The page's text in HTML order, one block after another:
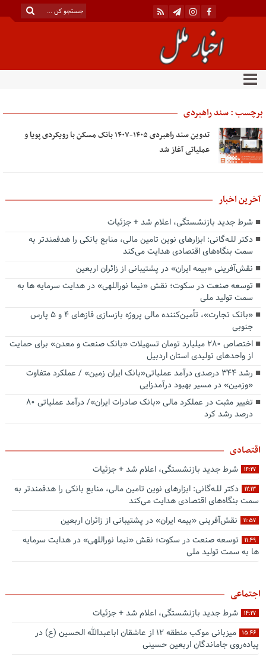
برچسب : سند راهبردی
تدوین سند راهبردی ۱۴۰۵-۱۴۰۷ بانک مسکن با رویکردی پویا و
عملیاتی آغاز شد
آخرین اخبار
شرط جدید بازنشستگی، اعلام شد + جزئیات
دکتر للـه‌گانی: ابزارهای نوین تامین مالی، منابع بانکی را هدفمندتر به
سمت بنگاه‌های اقتصادی هدایت می‌کند
نقش‌آفرینی «بیمه ایران» در پشتیبانی از زائران اربعین
توسعه صنعت در سکوت؛ نقش «نیما نوراللهی» در هدایت سرمایه ها به
سمت تولید ملی
«بانک تجارت»، تأمین‌کننده مالی پروژه بازسازی فازهای ۴ و ۵ پارس
جنوبی
اختصاص ۲۸۰ میلیارد تومان تسهیلات «بانک صنعت و معدن» برای حمایت
از واحدهای تولیدی استان اردبیل
رشد ۳۴۴ درصدی درآمد عملیاتی«بانک ایران زمین» / عملکرد متفاوت
«وزمین» در مسیر بهبود درآمدزایی
تغییر مثبت در عملکرد مالی «بانک صادرات ایران»/ درآمد عملیاتی ۸۰
درصد رشد کرد
اقتصادی
۱۴:۲۷ شرط جدید بازنشستگی، اعلام شد + جزئیات
۱۲:۱۳
دکتر للـه‌گانی: ابزارهای نوین تامین مالی، منابع بانکی را هدفمندتر به
سمت بنگاه‌های اقتصادی هدایت می‌کند
۱۱:۵۷ نقش‌آفرینی «بیمه ایران» در پشتیبانی از زائران اربعین
۱۱:۴۹
توسعه صنعت در سکوت؛ نقش «نیما نوراللهی» در هدایت سرمایه
ها به سمت تولید ملی
اجتماعی
۱۴:۲۷ شرط جدید بازنشستگی، اعلام شد + جزئیات
۱۵:۴۶
میزبانی موکب منطقه ۱۲ از عاشقان اباعبدالله الحسین (ع) در
پیاده‌روی جاماندگان اربعین حسینی